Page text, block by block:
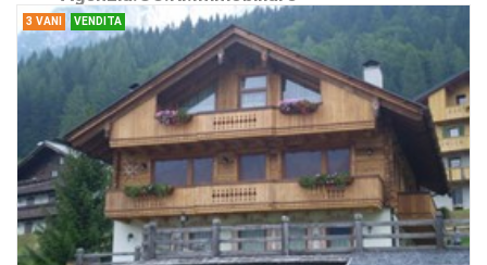
3 VANI VENDITA